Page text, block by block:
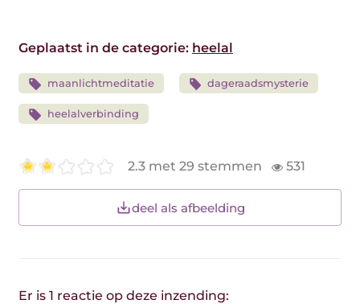
Geplaatst in de categorie: heelal
maanlichtmeditatie dageraadsmysterie
heelalverbinding
2.3 met 29 stemmen 531
deel als afbeelding
Er is 1 reactie op deze inzending: